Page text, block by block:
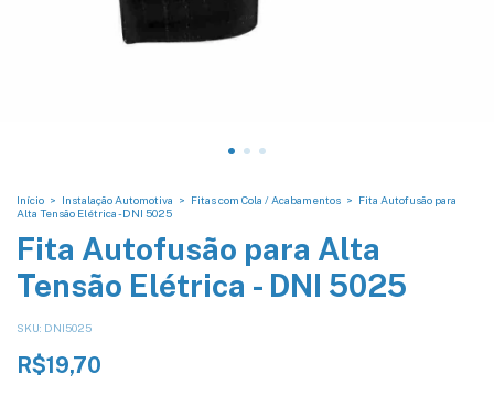
Início > Instalação Automotiva > Fitas com Cola / Acabamentos > Fita Autofusão para
Alta Tensão Elétrica - DNI 5025
Fita Autofusão para Alta
Tensão Elétrica - DNI 5025
SKU: DNI5025
R$19,70